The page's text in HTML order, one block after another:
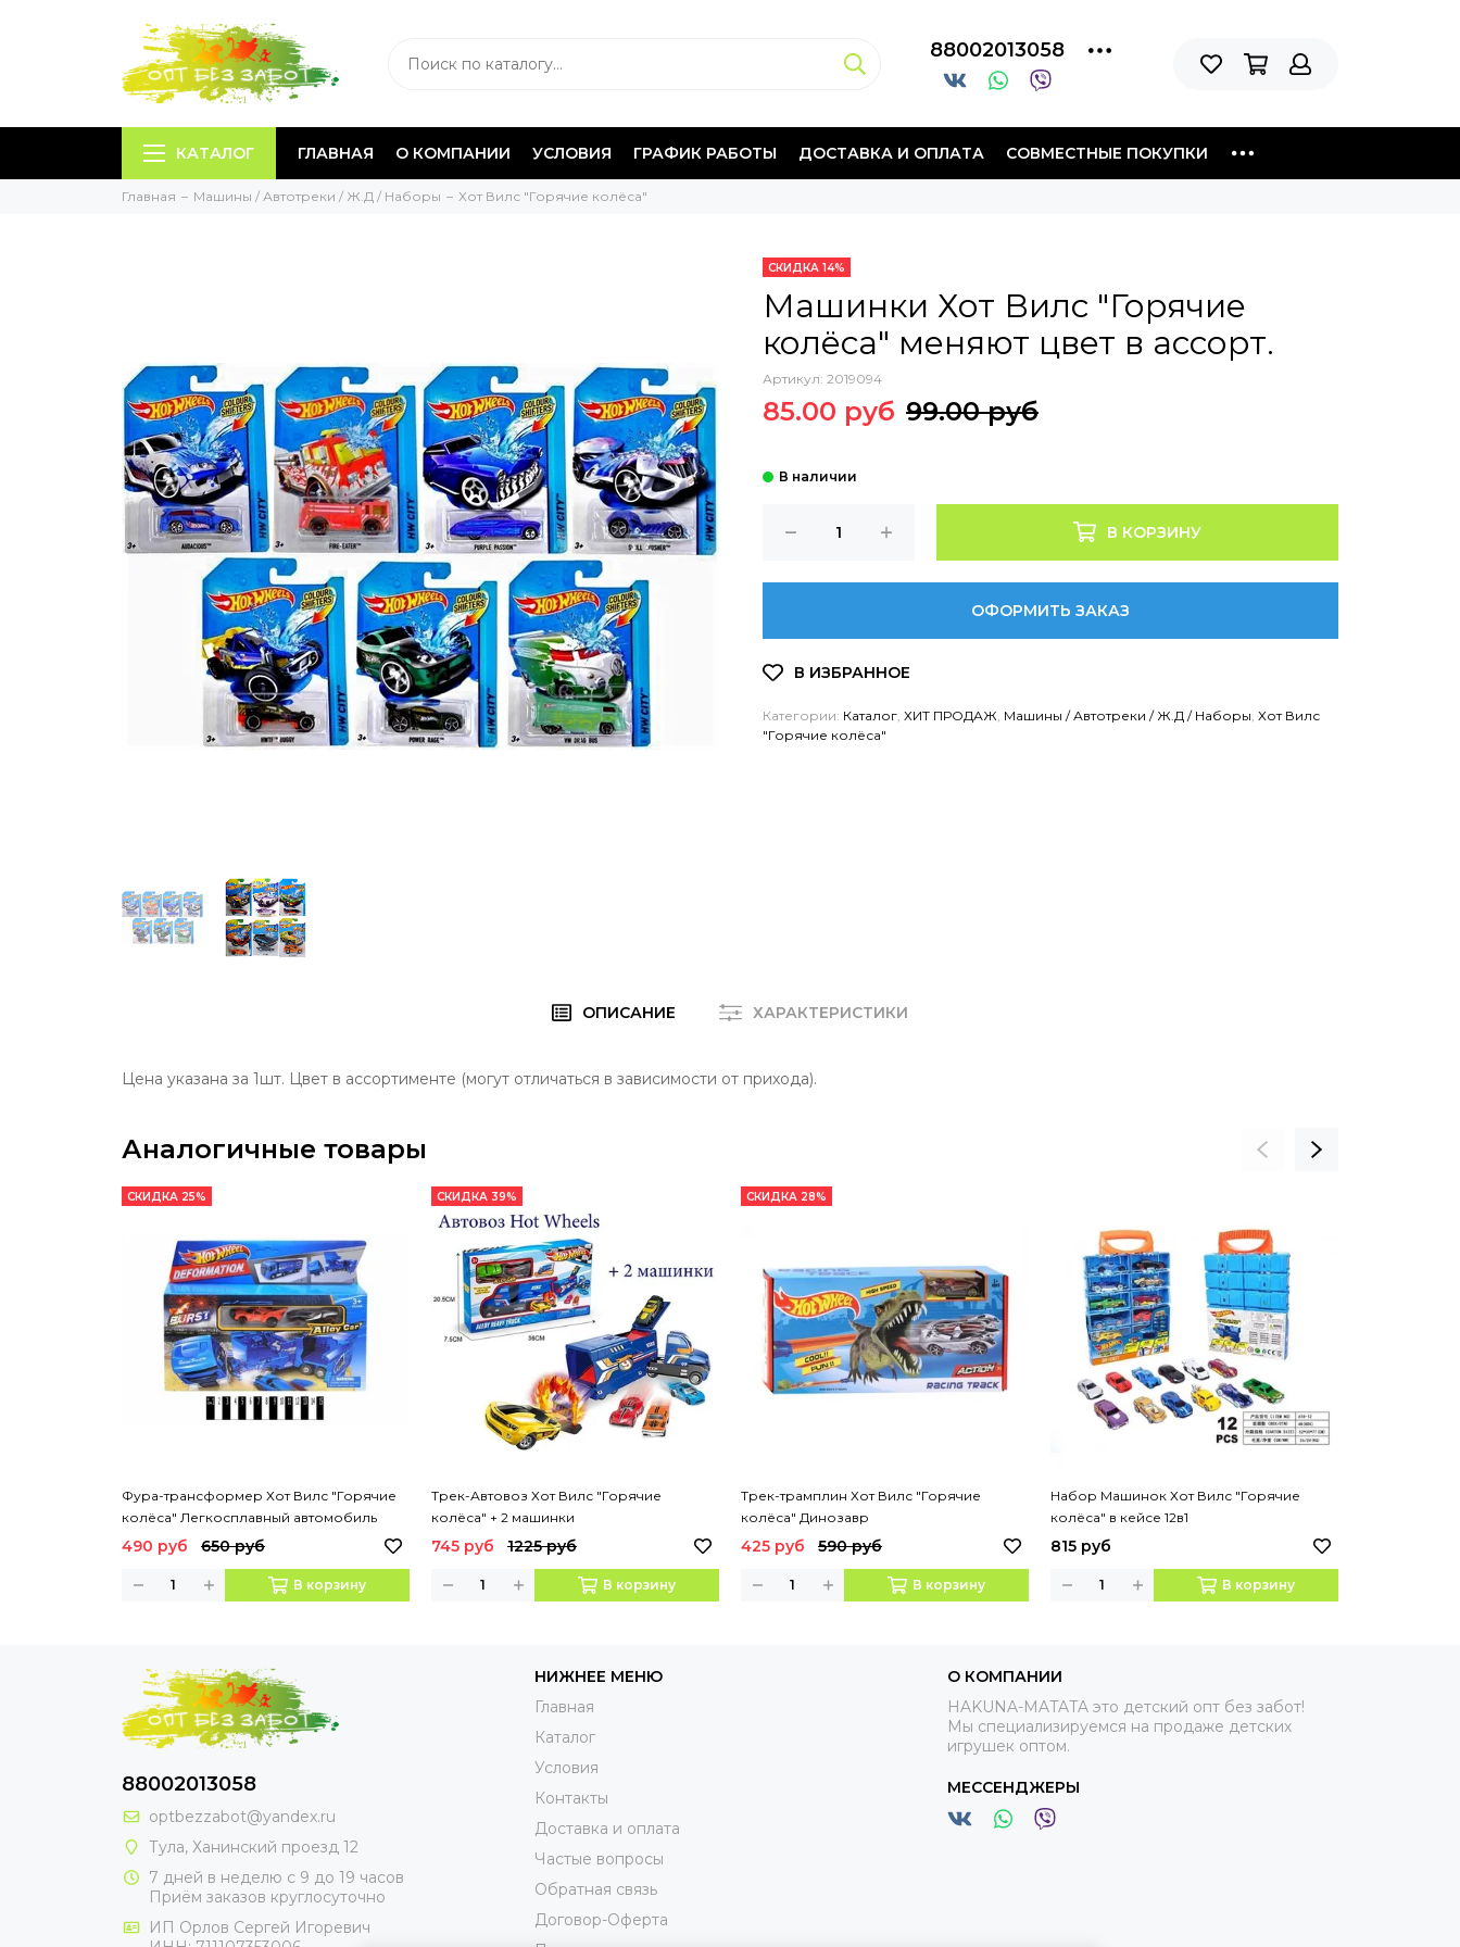
88002013058
КАТАЛОГ ГЛАВНАЯ О КОМПАНИИ УСЛОВИЯ ГРАФИК РАБОТЫ ДОСТАВКА И ОПЛАТА СОВМЕСТНЫЕ ПОКУПКИ
Главная Машины / Автотреки / Ж.Д / Наборы Хот Вилс "Горячие колёса"
СКИДКА 14%
Машинки Хот Вилс "Горячие
колёса" меняют цвет в ассорт.
Артикул: 2019094
85.00 руб 99.00 руб
В КОРЗИНУ
ОФОРМИТЬ ЗАКАЗ
Категории: Каталог ХИТ ПРОДАЖ Машины / Автотреки / Ж.Д / Наборы Хот Вилс
"Горячие колёса"
ОПИСАНИЕ ХАРАКТЕРИСТИКИ
Цена указана за 1шт. Цвет в ассортименте (могут отличаться в зависимости от прихода).
Аналогичные товары
СКИДКА 25%
Фура-трансформер Хот Вилс "Горячие
колёса" Легкосплавный автомобиль
490 руб 650 руб
В корзину
СКИДКА 39%
Трек-Автовоз Хот Вилс "Горячие
колёса" + 2 машинки
745 руб 1225 руб
В корзину
СКИДКА 28%
Трек-трамплин Хот Вилс "Горячие
колёса" Динозавр
425 руб 590 руб
В корзину
Набор Машинок Хот Вилс "Горячие
колёса" в кейсе 12в1
815 руб
В корзину
88002013058
optbezzabot@yandex.ru
Тула, Ханинский проезд 12
7 дней в неделю с 9 до 19 часов
Приём заказов круглосуточно
ИП Орлов Сергей Игоревич
НИЖНЕЕ МЕНЮ
Главная
Каталог
Условия
Контакты
Доставка и оплата
Частые вопросы
Обратная связь
Договор-Оферта
О КОМПАНИИ
HAKUNA-MATATA это детский опт без забот!
Мы специализируемся на продаже детских
игрушек оптом.
МЕССЕНДЖЕРЫ